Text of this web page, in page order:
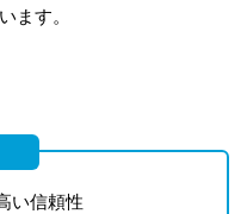
ます。
い信頼性